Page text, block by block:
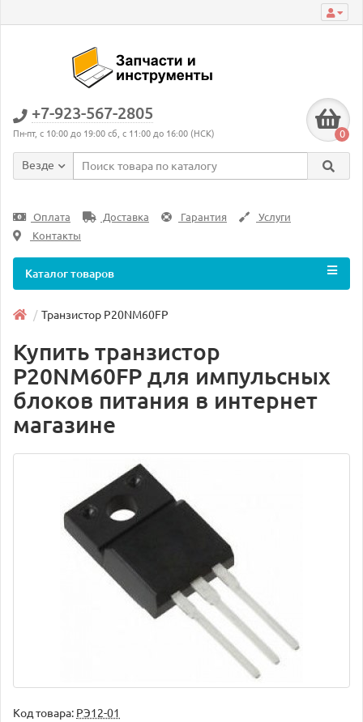
+7-923-567-2805
Пн-пт, с 10:00 до 19:00 сб, с 11:00 до 16:00 (НСК) 0
Везде
Оплата Доставка Гарантия
Услуги
Контакты
Каталог товаров
Транзистор P20NM60FP
Купить транзистор
P20NM60FP для импульсных
блоков питания в интернет
магазине
Код товара: РЭ12-01